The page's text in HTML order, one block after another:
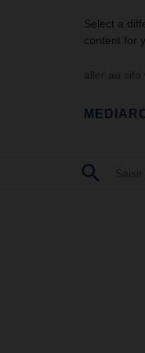
Select a
content for
aller au site